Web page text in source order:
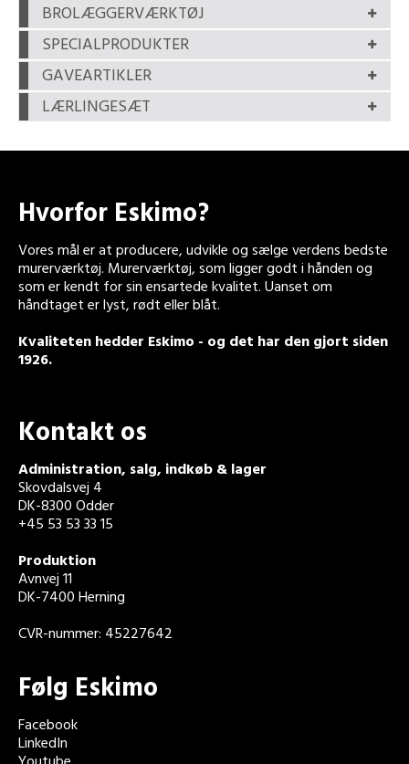
BROLÆGGERVÆRKTØJ
SPECIALPRODUKTER
GAVEARTIKLER
LÆRLINGESÆT
Hvorfor Eskimo?
Vores mål er at producere, udvikle og sælge verdens bedste
murerværktøj. Murerværktøj, som ligger godt i hånden og
som er kendt for sin ensartede kvalitet. Uanset om
håndtaget er lyst, rødt eller blåt.
Kvaliteten hedder Eskimo - og det har den gjort siden
1926.
Kontakt os
Administration, salg, indkøb & lager
Skovdalsvej 4
DK-8300 Odder
+45 53 53 33 15
Produktion
Avnvej 11
DK-7400 Herning
CVR-nummer: 45227642
Følg Eskimo
Facebook
LinkedIn